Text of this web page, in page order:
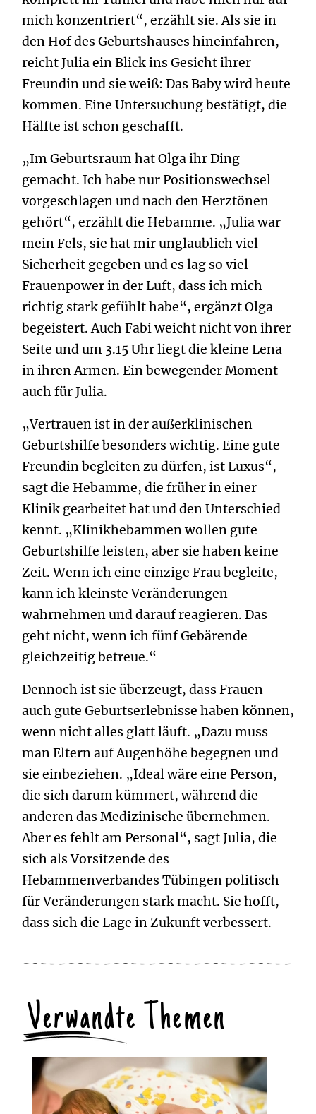
mich konzentriert“, erzählt sie. Als sie in
den Hof des Geburtshauses hineinfahren,
reicht Julia ein Blick ins Gesicht ihrer
Freundin und sie weiß: Das Baby wird heute
kommen. Eine Untersuchung bestätigt, die
Hälfte ist schon geschafft.
„Im Geburtsraum hat Olga ihr Ding
gemacht. Ich habe nur Positionswechsel
vorgeschlagen und nach den Herztönen
gehört“, erzählt die Hebamme. „Julia war
mein Fels, sie hat mir unglaublich viel
Sicherheit gegeben und es lag so viel
Frauenpower in der Luft, dass ich mich
richtig stark gefühlt habe“, ergänzt Olga
begeistert. Auch Fabi weicht nicht von ihrer
Seite und um 3.15 Uhr liegt die kleine Lena
in ihren Armen. Ein bewegender Moment –
auch für Julia.
„Vertrauen ist in der außerklinischen
Geburtshilfe besonders wichtig. Eine gute
Freundin begleiten zu dürfen, ist Luxus“,
sagt die Hebamme, die früher in einer
Klinik gearbeitet hat und den Unterschied
kennt. „Klinikhebammen wollen gute
Geburtshilfe leisten, aber sie haben keine
Zeit. Wenn ich eine einzige Frau begleite,
kann ich kleinste Veränderungen
wahrnehmen und darauf reagieren. Das
geht nicht, wenn ich fünf Gebärende
gleichzeitig betreue.“
Dennoch ist sie überzeugt, dass Frauen
auch gute Geburtserlebnisse haben können,
wenn nicht alles glatt läuft. „Dazu muss
man Eltern auf Augenhöhe begegnen und
sie einbeziehen. „Ideal wäre eine Person,
die sich darum kümmert, während die
anderen das Medizinische übernehmen.
Aber es fehlt am Personal“, sagt Julia, die
sich als Vorsitzende des
Hebammenverbandes Tübingen politisch
für Veränderungen stark macht. Sie hofft,
dass sich die Lage in Zukunft verbessert.
Verwandte Themen